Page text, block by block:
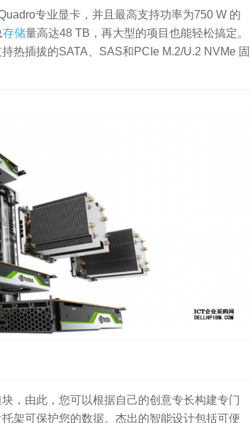
专业显卡，并且最高支持功率为750 W 的
存储量高达48 TB，再大型的项目也能轻松搞定。
热插拔的SATA、SAS和PCIe M.2/U.2 NVMe 固
，由此，您可以根据自己的创意专长构建专门
架可保护您的数据。杰出的智能设计包括可便